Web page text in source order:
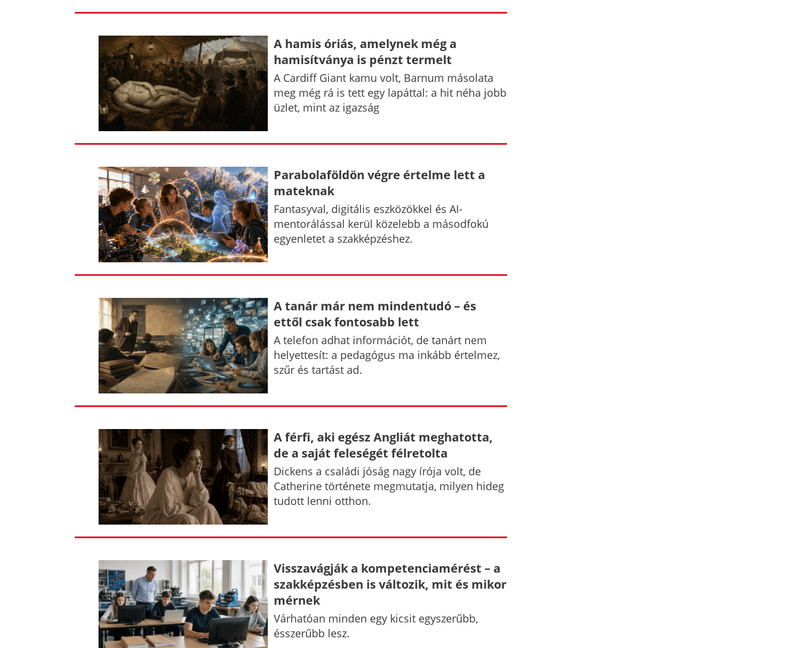
A hamis óriás, amelynek még a
hamisítványa is pénzt termelt
A Cardiff Giant kamu volt, Barnum másolata
meg még rá is tett egy lapáttal: a hit néha jobb
üzlet, mint az igazság
Parabolaföldön végre értelme lett a
mateknak
Fantasyval, digitális eszközökkel és AI-
mentorálással kerül közelebb a másodfokú
egyenletet a szakképzéshez.
A tanár már nem mindentudó – és
ettől csak fontosabb lett
A telefon adhat információt, de tanárt nem
helyettesít: a pedagógus ma inkább értelmez,
szűr és tartást ad.
A férfi, aki egész Angliát meghatotta,
de a saját feleségét félretolta
Dickens a családi jóság nagy írója volt, de
Catherine története megmutatja, milyen hideg
tudott lenni otthon.
Visszavágják a kompetenciamérést – a
szakképzésben is változik, mit és mikor
mérnek
Várhatóan minden egy kicsit egyszerűbb,
ésszerűbb lesz.